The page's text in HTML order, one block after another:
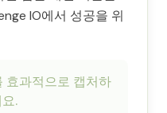
IO에서 성공을 위
효과적으로 캡처하
.